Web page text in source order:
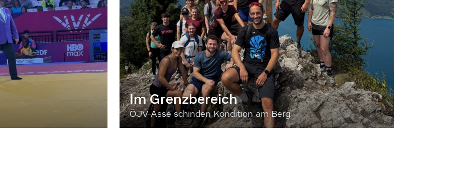
Im Grenzbereich
ÖJV-Asse schinden Kondition am Berg